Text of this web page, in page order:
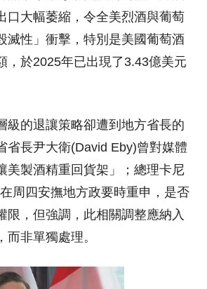
口大幅萎縮，令全美烈酒與葡萄
滅性」衝擊，特別是美國葡萄酒
，於2025年已出現了3.43億美元
級的退讓策略卻遭到地方省長的
省長尹大衛(David Eby)曾對媒體
美製酒精重回貨架」；總理卡尼
周四安撫地方政要時重申，是否
限，但強調，此相關調整應納入
非單獨處理。